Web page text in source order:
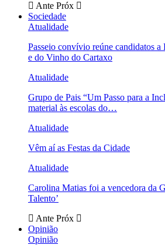
Ante Próx
Sociedade
Atualidade
Passeio convívio reúne candidatos
e do Vinho do Cartaxo
Atualidade
Grupo de Pais “Um Passo para a
material às escolas do…
Atualidade
Vêm aí as Festas da Cidade
Atualidade
Carolina Matias foi a vencedora da
Talento’
Ante Próx
Opinião
Opinião